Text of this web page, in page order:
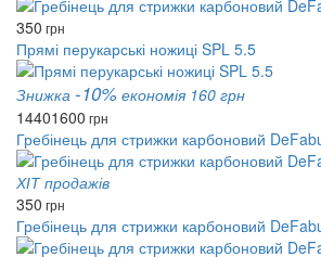
350 грн
Прямі перукарські ножиці SPL 5.5
Знижка -10% економія 160 грн
14401600 грн
Гребінець для стрижки карбоновий
ХІТ продажів
350 грн
Гребінець для стрижки карбоновий